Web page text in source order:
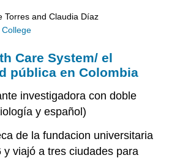
Torres and Claudia Díaz
College
Care System/ el
pública en Colombia
investigadora con doble
y español)
de la fundacion universitaria
y viajó a tres ciudades para